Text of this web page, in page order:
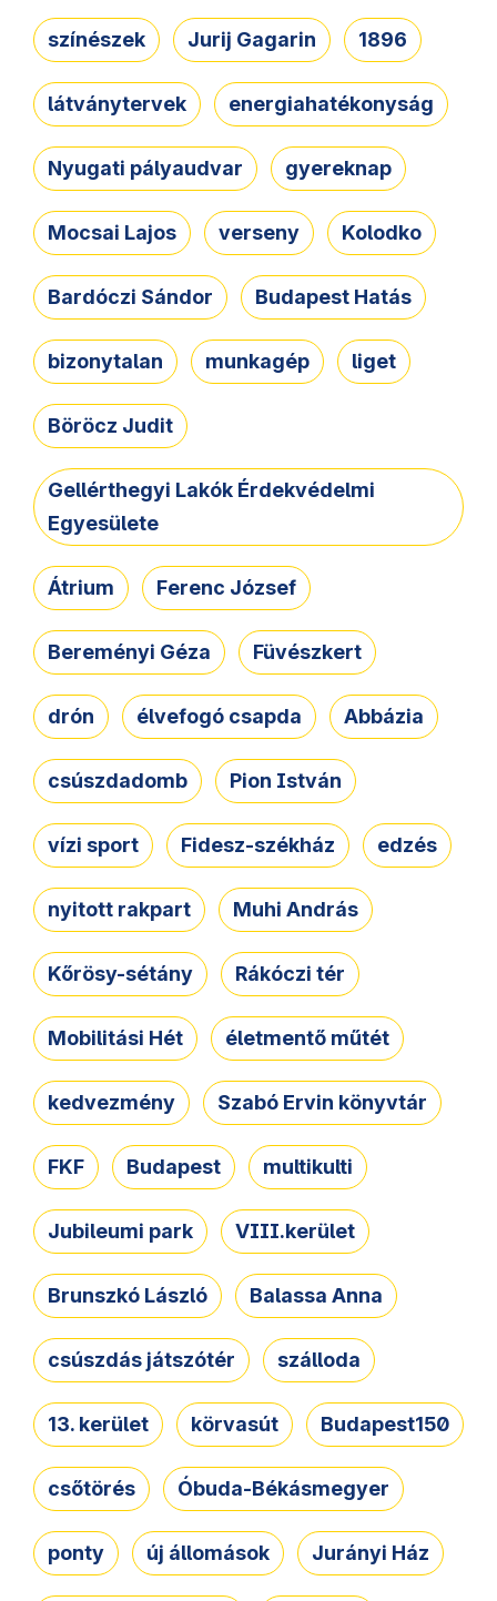
színészek Jurij Gagarin 1896
látványtervek energiahatékonyság
Nyugati pályaudvar gyereknap
Mocsai Lajos verseny Kolodko
Bardóczi Sándor Budapest Hatás
bizonytalan munkagép liget
Böröcz Judit
Gellérthegyi Lakók Érdekvédelmi
Egyesülete
Átrium Ferenc József
Bereményi Géza Füvészkert
drón élvefogó csapda Abbázia
csúszdadomb Pion István
vízi sport Fidesz-székház edzés
nyitott rakpart Muhi András
Kőrösy-sétány Rákóczi tér
Mobilitási Hét életmentő műtét
kedvezmény Szabó Ervin könyvtár
FKF Budapest multikulti
Jubileumi park VIII.kerület
Brunszkó László Balassa Anna
csúszdás játszótér szálloda
13. kerület körvasút Budapest150
csőtörés Óbuda-Békásmegyer
ponty új állomások Jurányi Ház